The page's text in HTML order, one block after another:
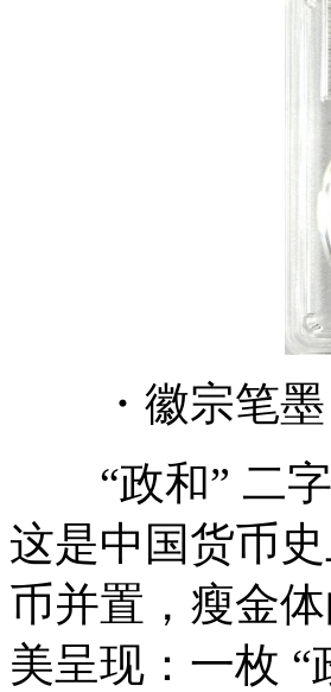
・徽宗笔墨
“政和” 二字
这是中国货币
币并置，瘦金
美呈现：一枚 “